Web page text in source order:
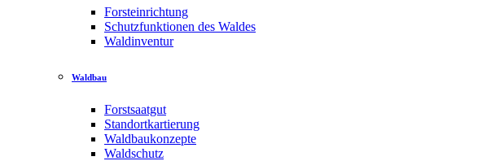
Forsteinrichtung
Schutzfunktionen des Waldes
Waldinventur
Waldbau
Forstsaatgut
Standortkartierung
Waldbaukonzepte
Waldschutz